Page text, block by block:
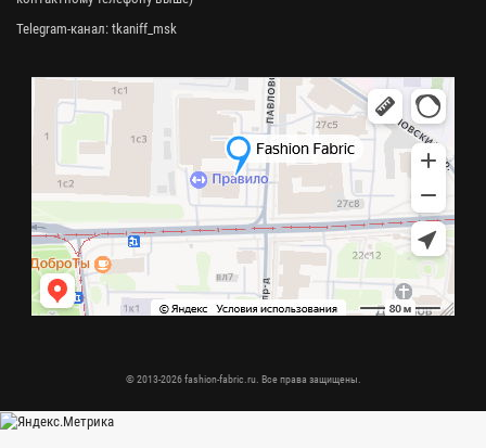
Telegram-канал: tkaniff_msk
© 2013-2026 fashion-fabric.ru. Все права защищены.